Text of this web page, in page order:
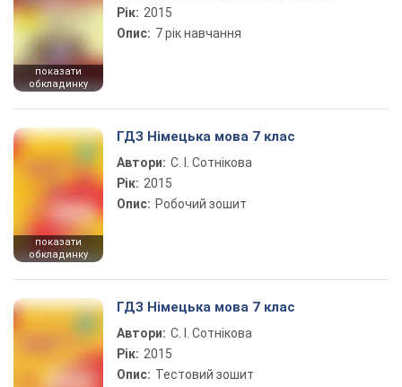
показати
обкладинку
Рік: 2015
Опис: 7 рік навчання
показати
обкладинку
ГДЗ Німецька мова 7 клас
Автори: С. І. Сотнікова
Рік: 2015
Опис: Робочий зошит
ГДЗ Німецька мова 7 клас
Автори: С. І. Сотнікова
Рік: 2015
Опис: Тестовий зошит